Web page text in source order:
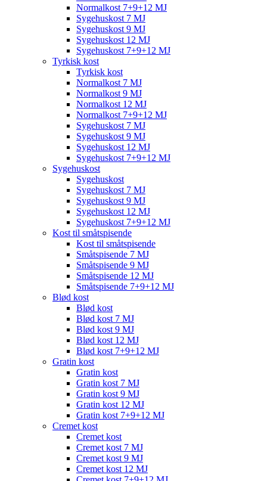
Normalkost 7+9+12 MJ
Sygehuskost 7 MJ
Sygehuskost 9 MJ
Sygehuskost 12 MJ
Sygehuskost 7+9+12 MJ
Tyrkisk kost
Tyrkisk kost
Normalkost 7 MJ
Normalkost 9 MJ
Normalkost 12 MJ
Normalkost 7+9+12 MJ
Sygehuskost 7 MJ
Sygehuskost 9 MJ
Sygehuskost 12 MJ
Sygehuskost 7+9+12 MJ
Sygehuskost
Sygehuskost
Sygehuskost 7 MJ
Sygehuskost 9 MJ
Sygehuskost 12 MJ
Sygehuskost 7+9+12 MJ
Kost til småtspisende
Kost til småtspisende
Småtspisende 7 MJ
Småtspisende 9 MJ
Småtspisende 12 MJ
Småtspisende 7+9+12 MJ
Blød kost
Blød kost
Blød kost 7 MJ
Blød kost 9 MJ
Blød kost 12 MJ
Blød kost 7+9+12 MJ
Gratin kost
Gratin kost
Gratin kost 7 MJ
Gratin kost 9 MJ
Gratin kost 12 MJ
Gratin kost 7+9+12 MJ
Cremet kost
Cremet kost
Cremet kost 7 MJ
Cremet kost 9 MJ
Cremet kost 12 MJ